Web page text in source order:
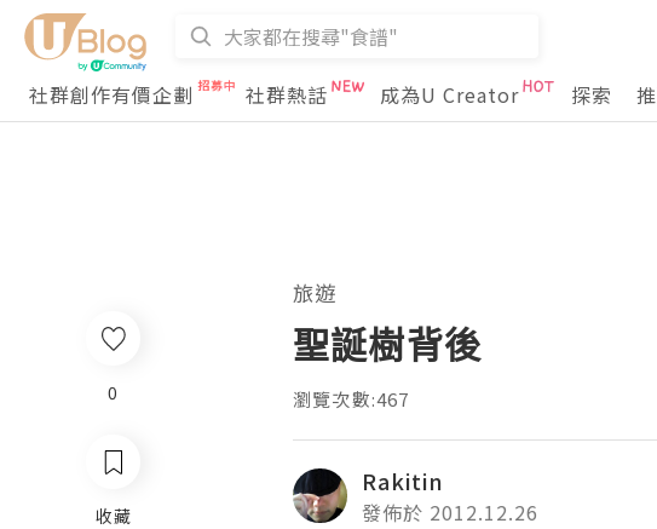
社群創作有價企劃
社群熱話 成為U Creator 探索
旅遊
聖誕樹背後
瀏覽次數:467
Rakitin
發佈於 2012.12.26
0
收藏